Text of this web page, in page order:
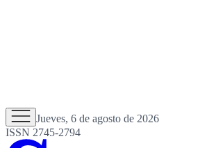
Jueves, 6 de agosto de 2026
ISSN 2745-2794